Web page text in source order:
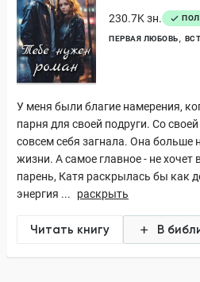
230.7K зн.
ПЕРВАЯ ЛЮБОВЬ
У меня были благие намерения,
парня для своей подруги. Со
совсем себя загнала. Она больше
жизни. А самое главное - не хочет
парень, Катя раскрылась бы как
энергия ...
раскрыть
Читать книгу В